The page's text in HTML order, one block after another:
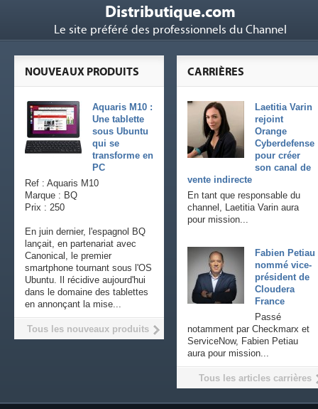
Distributique.com
Le site préféré des professionnels du Channel
CARRIÈRES
Laetitia Varin
rejoint
Orange
Cyberdefense
pour créer
son canal de
vente indirecte
En tant que responsable du
channel, Laetitia Varin aura
pour mission...
Fabien Petiau
nommé vice-
président de
Cloudera
France
Passé
notamment par Checkmarx et
ServiceNow, Fabien Petiau
aura pour mission...
Tous les articles carrières
NOUVEAUX PRODUITS
Aquaris M10 :
Une tablette
sous Ubuntu
qui se
transforme en
PC
Ref : Aquaris M10
Marque : BQ
Prix : 250
En juin dernier, l'espagnol BQ
lançait, en partenariat avec
Canonical, le premier
smartphone tournant sous l'OS
Ubuntu. Il récidive aujourd'hui
dans le domaine des tablettes
en annonçant la mise...
Tous les nouveaux produits